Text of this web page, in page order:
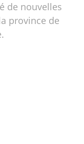
de nouvelles
province de